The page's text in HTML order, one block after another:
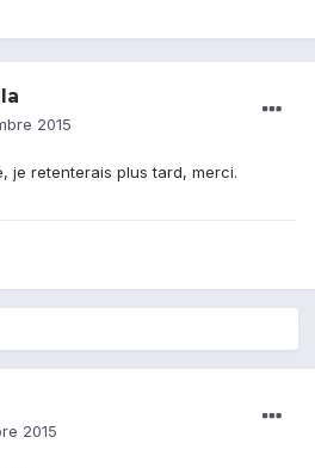
2015
je retenterais plus tard, merci.
2015